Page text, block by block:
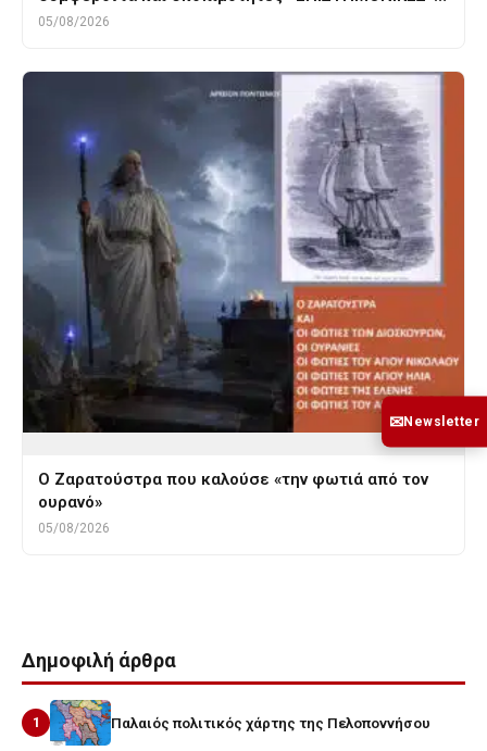
05/08/2026
Ο Ζαρατούστρα που καλούσε «την φωτιά από τον
ουρανό»
05/08/2026
Δημοφιλή άρθρα
1 Παλαιός πολιτικός χάρτης της Πελοποννήσου
✉Newsletter